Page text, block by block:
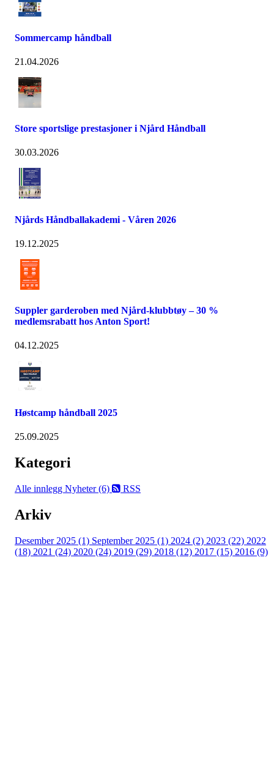
Sommercamp håndball
21.04.2026
Store sportslige prestasjoner i Njård Håndball
30.03.2026
Njårds Håndballakademi - Våren 2026
19.12.2025
Suppler garderoben med Njård-klubbtøy – 30 %
medlemsrabatt hos Anton Sport!
04.12.2025
Høstcamp håndball 2025
25.09.2025
Kategori
Alle innlegg Nyheter (6) RSS
Arkiv
Desember 2025 (1) September 2025 (1) 2024 (2) 2023 (22) 2022
(18) 2021 (24) 2020 (24) 2019 (29) 2018 (12) 2017 (15) 2016 (9)